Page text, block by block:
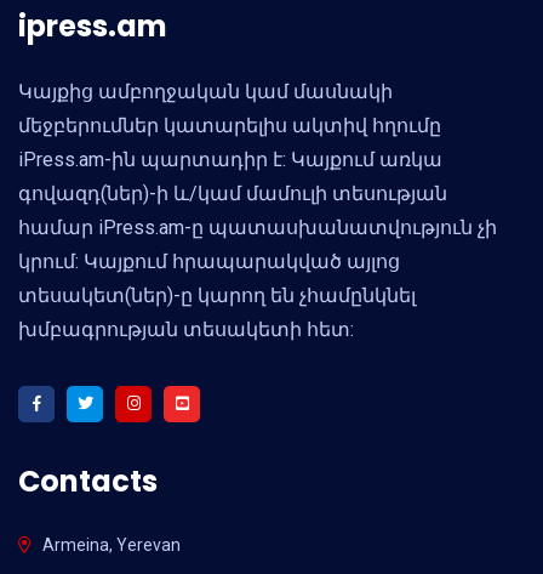
ipress.am
Կայքից ամբողջական կամ մասնակի
մեջբերումներ կատարելիս ակտիվ հղումը
iPress.am-ին պարտադիր է: Կայքում առկա
գովազդ(ներ)-ի և/կամ մամուլի տեսության
համար iPress.am-ը պատասխանատվություն չի
կրում: Կայքում հրապարակված այլոց
տեսակետ(ներ)-ը կարող են չհամընկնել
խմբագրության տեսակետի հետ:
Contacts
Armeina, Yerevan